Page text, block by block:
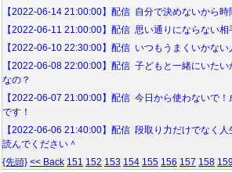
【2022-06-14 21:00:00】配信 自分で決めないから
【2022-06-11 21:00:00】配信 思い通りにならない相
【2022-06-10 22:30:00】配信 いつもうまくいかな
【2022-06-08 22:00:00】配信 子どもと一緒にいた
なの？
【2022-06-07 21:00:00】配信 今日から使わないで
です！
【2022-06-06 21:40:00】配信 段取り力だけでなく
読んでください＾
{先頭} << Back 151 152 153 154 155 156 157 158 159